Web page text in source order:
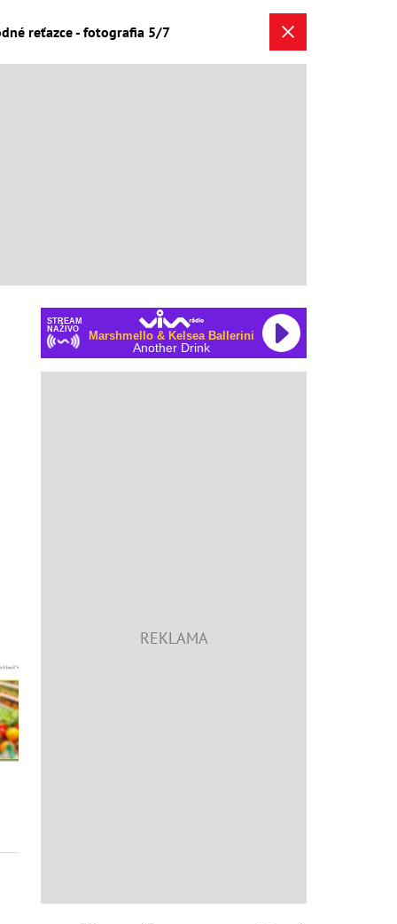
reťazce - fotografia 5/7
STREAM
NAŽIVO
Marshmello & Kelsea Ballerini
Another Drink